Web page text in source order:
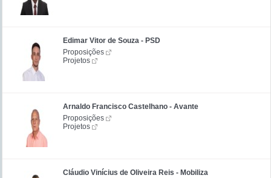
Edimar Vitor de Souza - PSD
Proposições
Projetos
Arnaldo Francisco Castelhano - Avante
Proposições
Projetos
Cláudio Vinícius de Oliveira Reis - Mobiliza